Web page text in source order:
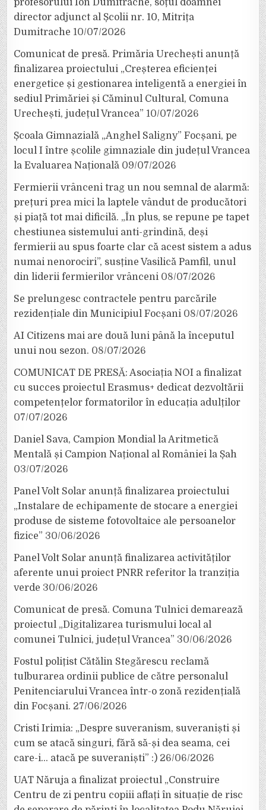
profesorului Ion Dumitrache, soțul doamnei
director adjunct al Școlii nr. 10, Mitrița
Dumitrache 10/07/2026
Comunicat de presă. Primăria Urechești anunță
finalizarea proiectului „Creșterea eficienței
energetice și gestionarea inteligentă a energiei în
sediul Primăriei și Căminul Cultural, Comuna
Urechești, județul Vrancea” 10/07/2026
Școala Gimnazială „Anghel Saligny” Focșani, pe
locul I între școlile gimnaziale din județul Vrancea
la Evaluarea Națională 09/07/2026
Fermierii vrânceni trag un nou semnal de alarmă:
prețuri prea mici la laptele vândut de producători
și piață tot mai dificilă. „În plus, se repune pe tapet
chestiunea sistemului anti-grindină, deși
fermierii au spus foarte clar că acest sistem a adus
numai nenorociri”, susține Vasilică Pamfil, unul
din liderii fermierilor vrânceni 08/07/2026
Se prelungesc contractele pentru parcările
rezidențiale din Municipiul Focșani 08/07/2026
AI Citizens mai are două luni până la începutul
unui nou sezon. 08/07/2026
COMUNICAT DE PRESĂ: Asociația NOI a finalizat
cu succes proiectul Erasmus+ dedicat dezvoltării
competențelor formatorilor în educația adulților
07/07/2026
Daniel Sava, Campion Mondial la Aritmetică
Mentală și Campion Național al României la Șah
03/07/2026
Panel Volt Solar anunță finalizarea proiectului
„Instalare de echipamente de stocare a energiei
produse de sisteme fotovoltaice ale persoanelor
fizice” 30/06/2026
Panel Volt Solar anunță finalizarea activităților
aferente unui proiect PNRR referitor la tranziția
verde 30/06/2026
Comunicat de presă. Comuna Tulnici demarează
proiectul „Digitalizarea turismului local al
comunei Tulnici, județul Vrancea” 30/06/2026
Fostul polițist Cătălin Stegărescu reclamă
tulburarea ordinii publice de către personalul
Penitenciarului Vrancea într-o zonă rezidențială
din Focșani. 27/06/2026
Cristi Irimia: „Despre suveranism, suveraniști și
cum se atacă singuri, fără să-și dea seama, cei
care-i… atacă pe suveraniști” :) 26/06/2026
UAT Năruja a finalizat proiectul „Construire
Centru de zi pentru copiii aflați în situație de risc